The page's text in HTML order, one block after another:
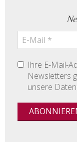
Ihre E-Mail-
Newsletters
unsere